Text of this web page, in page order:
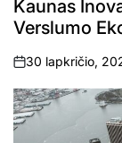
Kaunas
Verslumo
on
30 lapkričio,